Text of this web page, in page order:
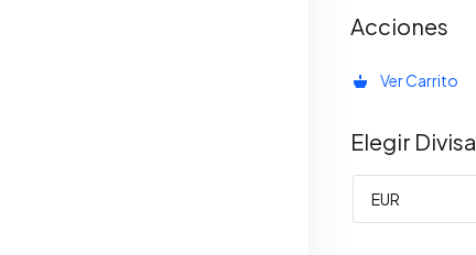
Acciones
Ver Carrito
Elegir Divisa